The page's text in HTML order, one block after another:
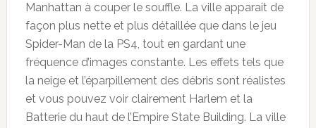
Manhattan à couper le souffle. La ville apparait de
façon plus nette et plus détaillée que dans le jeu
Spider-Man de la PS4, tout en gardant une
fréquence d’images constante. Les effets tels que
la neige et l’éparpillement des débris sont réalistes
et vous pouvez voir clairement Harlem et la
Batterie du haut de l’Empire State Building. La ville